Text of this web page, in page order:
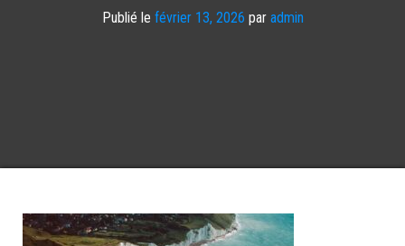
Publié le février 13, 2026 par admin